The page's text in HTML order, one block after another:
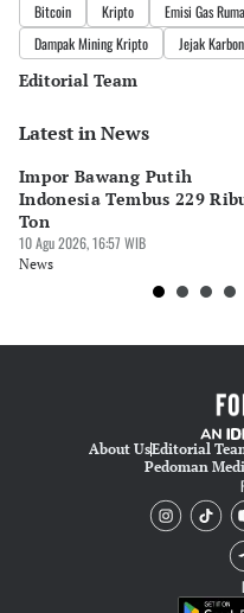
Bitcoin Kripto Emisi Gas
Dampak Mining Kripto
Jejak
Editorial Team
Editor
Editor
Latest in News
Impor Bawang Putih
Indonesia Tembus 229
Ton
10 Agu 2026, 16:57 WIB
News
About UsEditorial
Pedoman